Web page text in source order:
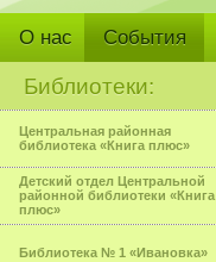
О нас События
Библиотеки:
Центральная районная
библиотека «Книга плюс»
Детский отдел Центральной
районной библиотеки «Книга
плюс»
Библиотека № 1 «Ивановка»